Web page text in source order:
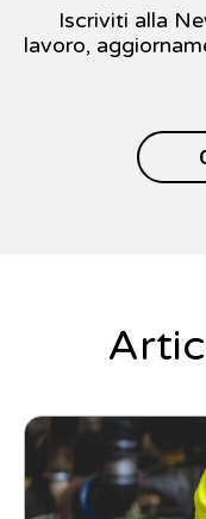
Iscriviti alla
lavoro,